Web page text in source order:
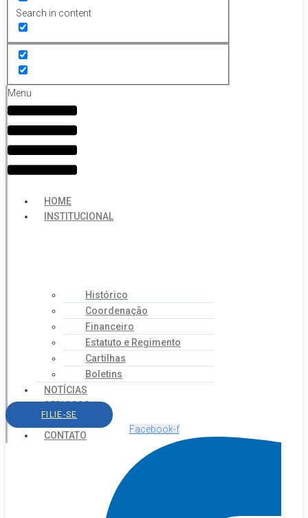
Search in content
Menu
HOME
INSTITUCIONAL
Histórico
Coordenação
Financeiro
Estatuto e Regimento
Cartilhas
Boletins
NOTÍCIAS
SERVIÇOS
AGENDA
CONTATO
FILIE-SE
Facebook-f